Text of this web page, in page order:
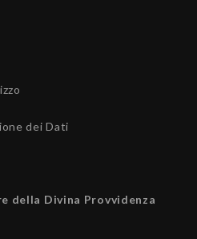
dei Dati
della Divina Provvidenza